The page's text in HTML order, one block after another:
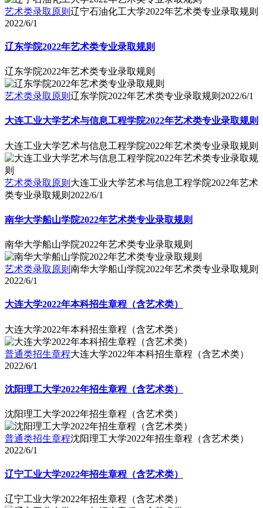
艺术类录取原则 辽宁石油化工大学2022年艺术类专业录取规则
2022/6/1
辽东学院2022年艺术类专业录取规则
辽东学院2022年艺术类专业录取规则
艺术类录取原则 辽东学院2022年艺术类专业录取规则 2022/6/1
大连工业大学艺术与信息工程学院2022年艺术类专业录取规则
大连工业大学艺术与信息工程学院2022年艺术类专业录取规则
艺术类录取原则 大连工业大学艺术与信息工程学院2022年艺术
类专业录取规则 2022/6/1
南华大学船山学院2022年艺术类专业录取规则
南华大学船山学院2022年艺术类专业录取规则
艺术类录取原则 南华大学船山学院2022年艺术类专业录取规则
2022/6/1
大连大学2022年本科招生章程（含艺术类）
大连大学2022年本科招生章程（含艺术类）
普通类招生章程大连大学2022年本科招生章程（含艺术类）
2022/6/1
沈阳理工大学2022年招生章程（含艺术类）
沈阳理工大学2022年招生章程（含艺术类）
普通类招生章程沈阳理工大学2022年招生章程（含艺术类）
2022/6/1
辽宁工业大学2022年招生章程（含艺术类）
辽宁工业大学2022年招生章程（含艺术类）